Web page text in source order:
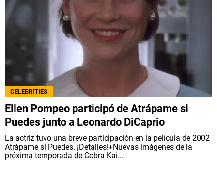
CELEBRITIES
Ellen Pompeo participó de Atrápame si
Puedes junto a Leonardo DiCaprio
La actriz tuvo una breve participación en la película de 2002
Atrápame si Puedes. ¡Detalles!+Nuevas imágenes de la
próxima temporada de Cobra Kai...